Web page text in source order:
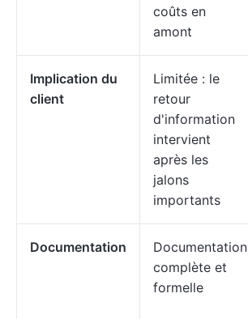
coûts en
amont
Implication du
client
Limitée : le
retour
d'information
intervient
après les
jalons
importants
Documentation
Documentation
complète et
formelle